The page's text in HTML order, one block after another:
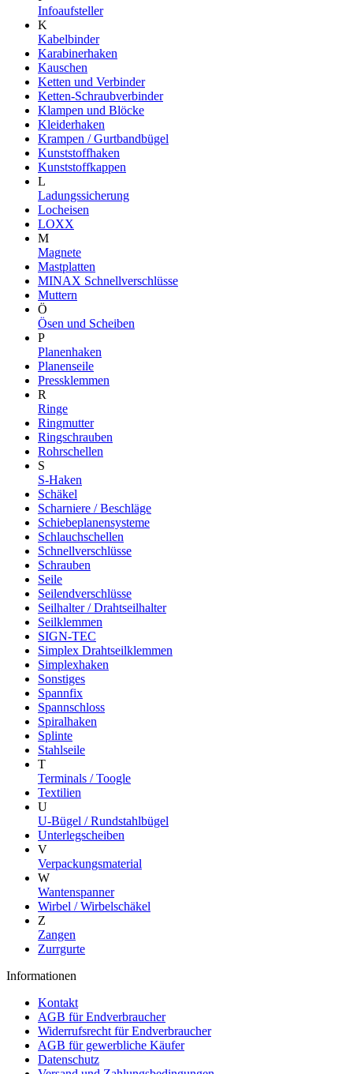
Infoaufsteller
K
Kabelbinder
Karabinerhaken
Kauschen
Ketten und Verbinder
Ketten-Schraubverbinder
Klampen und Blöcke
Kleiderhaken
Krampen / Gurtbandbügel
Kunststoffhaken
Kunststoffkappen
L
Ladungssicherung
Locheisen
LOXX
M
Magnete
Mastplatten
MINAX Schnellverschlüsse
Muttern
Ö
Ösen und Scheiben
P
Planenhaken
Planenseile
Pressklemmen
R
Ringe
Ringmutter
Ringschrauben
Rohrschellen
S
S-Haken
Schäkel
Scharniere / Beschläge
Schiebeplanensysteme
Schlauchschellen
Schnellverschlüsse
Schrauben
Seile
Seilendverschlüsse
Seilhalter / Drahtseilhalter
Seilklemmen
SIGN-TEC
Simplex Drahtseilklemmen
Simplexhaken
Sonstiges
Spannfix
Spannschloss
Spiralhaken
Splinte
Stahlseile
T
Terminals / Toogle
Textilien
U
U-Bügel / Rundstahlbügel
Unterlegscheiben
V
Verpackungsmaterial
W
Wantenspanner
Wirbel / Wirbelschäkel
Z
Zangen
Zurrgurte
Informationen
Kontakt
AGB für Endverbraucher
Widerrufsrecht für Endverbraucher
AGB für gewerbliche Käufer
Datenschutz